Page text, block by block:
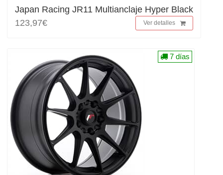
Japan Racing JR11 Multianclaje Hyper Black
123,97€
Ver detalles
7 días